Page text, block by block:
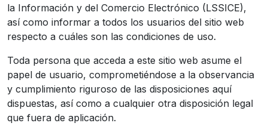
la Información y del Comercio Electrónico (LSSICE),
así como informar a todos los usuarios del sitio web
respecto a cuáles son las condiciones de uso.
Toda persona que acceda a este sitio web asume el
papel de usuario, comprometiéndose a la observancia
y cumplimiento riguroso de las disposiciones aquí
dispuestas, así como a cualquier otra disposición legal
que fuera de aplicación.